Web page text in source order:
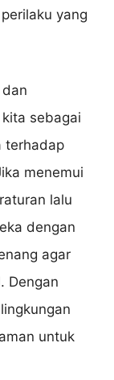
yang
sebagai
terhadap
menemui
lalu
dengan
agar
Dengan
untuk